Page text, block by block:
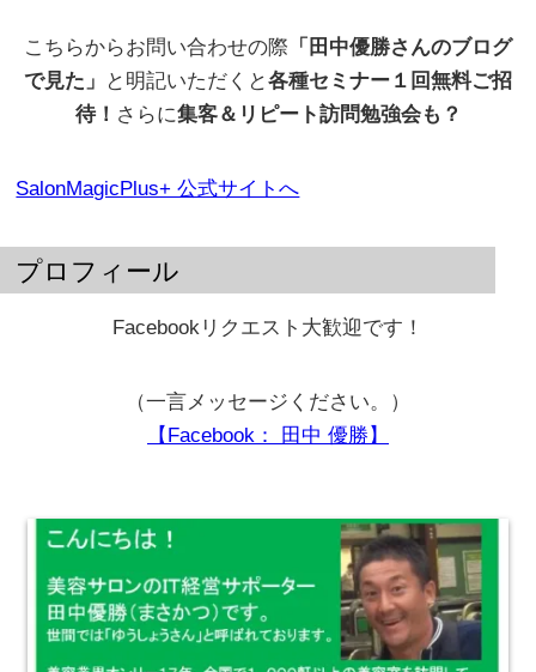
こちらからお問い合わせの際 「田中優勝さんのブログ
で見た」
と明記いただくと各種セミナー１回無料ご招
待！ さらに集客＆リピート訪問勉強会も？
SalonMagicPlus+ 公式サイトへ
プロフィール
Facebookリクエスト大歓迎です！
（一言メッセージください。）
【Facebook： 田中 優勝】